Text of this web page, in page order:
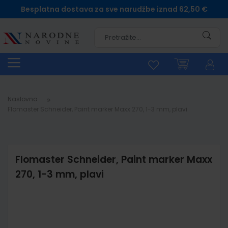
Besplatna dostava za sve narudžbe iznad 62,50 €
Naslovna
Flomaster Schneider, Paint marker Maxx
270, 1-3 mm, plavi